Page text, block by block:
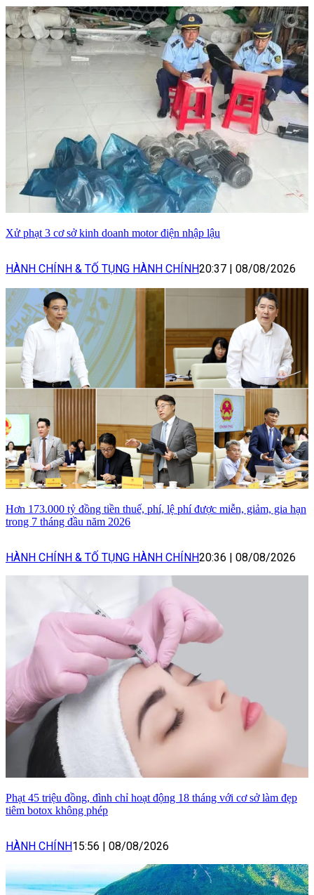
Xử phạt 3 cơ sở kinh doanh motor điện nhập lậu
HÀNH CHÍNH & TỐ TỤNG HÀNH CHÍNH20:37 | 08/08/2026
Hơn 173.000 tỷ đồng tiền thuế, phí, lệ phí được miễn, giảm, gia hạn
trong 7 tháng đầu năm 2026
HÀNH CHÍNH & TỐ TỤNG HÀNH CHÍNH20:36 | 08/08/2026
Phạt 45 triệu đồng, đình chỉ hoạt động 18 tháng với cơ sở làm đẹp
tiêm botox không phép
HÀNH CHÍNH15:56 | 08/08/2026